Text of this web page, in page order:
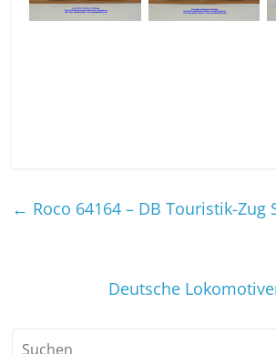
← Roco 64164 – DB Touristik-Zug
Deutsche